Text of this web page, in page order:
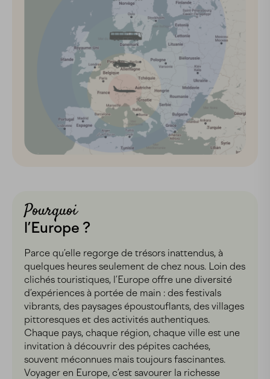
Pourquoi
l’Europe ?
Parce qu’elle regorge de trésors inattendus, à
quelques heures seulement de chez nous. Loin des
clichés touristiques, l’Europe offre une diversité
d’expériences à portée de main : des festivals
vibrants, des paysages époustouflants, des villages
pittoresques et des activités authentiques.
Chaque pays, chaque région, chaque ville est une
invitation à découvrir des pépites cachées,
souvent méconnues mais toujours fascinantes.
Voyager en Europe, c’est savourer la richesse